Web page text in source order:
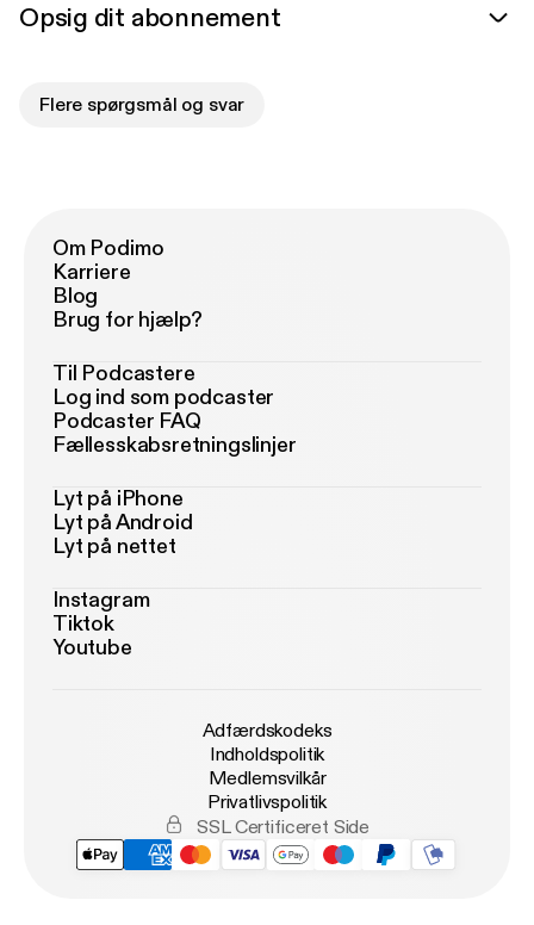
Opsig dit abonnement
Flere spørgsmål og svar
Om Podimo
Karriere
Blog
Brug for hjælp?
Til Podcastere
Log ind som podcaster
Podcaster FAQ
Fællesskabsretningslinjer
Lyt på iPhone
Lyt på Android
Lyt på nettet
Instagram
Tiktok
Youtube
Adfærdskodeks
Indholdspolitik
Medlemsvilkår
Privatlivspolitik
SSL Certificeret Side